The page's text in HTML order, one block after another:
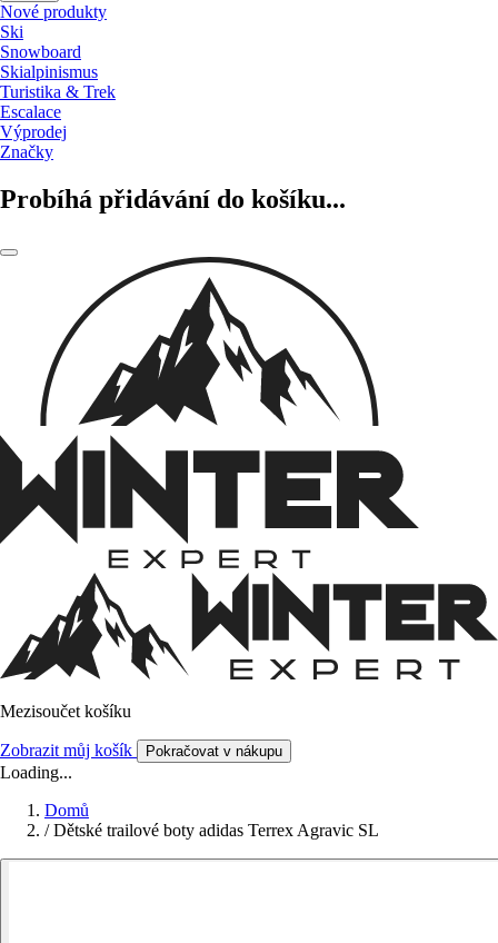
Nové produkty
Ski
Snowboard
Skialpinismus
Turistika & Trek
Escalace
Výprodej
Značky
Probíhá přidávání do košíku...
Mezisoučet košíku
Zobrazit můj košík Pokračovat v nákupu
Loading...
Domů
/ Dětské trailové boty adidas Terrex Agravic SL